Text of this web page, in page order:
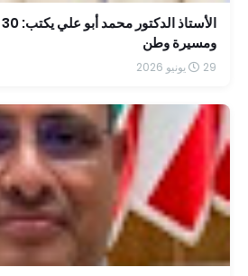
ومسيرة وطن
29 يونيو 2026